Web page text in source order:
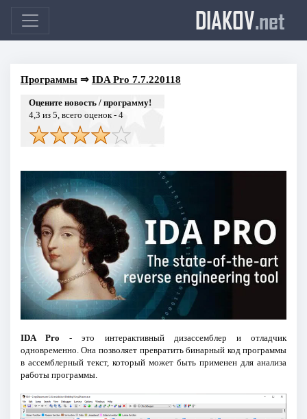
DIAKOV.net
Программы⇒ IDA Pro 7.7.220118
Оцените новость / программу!
4,3 из 5, всего оценок - 4
IDA Pro - это интерактивный дизассемблер и отладчик
одновременно. Она позволяет превратить бинарный код программы
в ассемблерный текст, который может быть применен для анализа
работы программы.